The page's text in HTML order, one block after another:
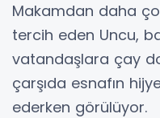
Makamdan daha
tercih eden Uncu,
vatandaşlara çay
çarşıda esnafın
ederken görülüyor.